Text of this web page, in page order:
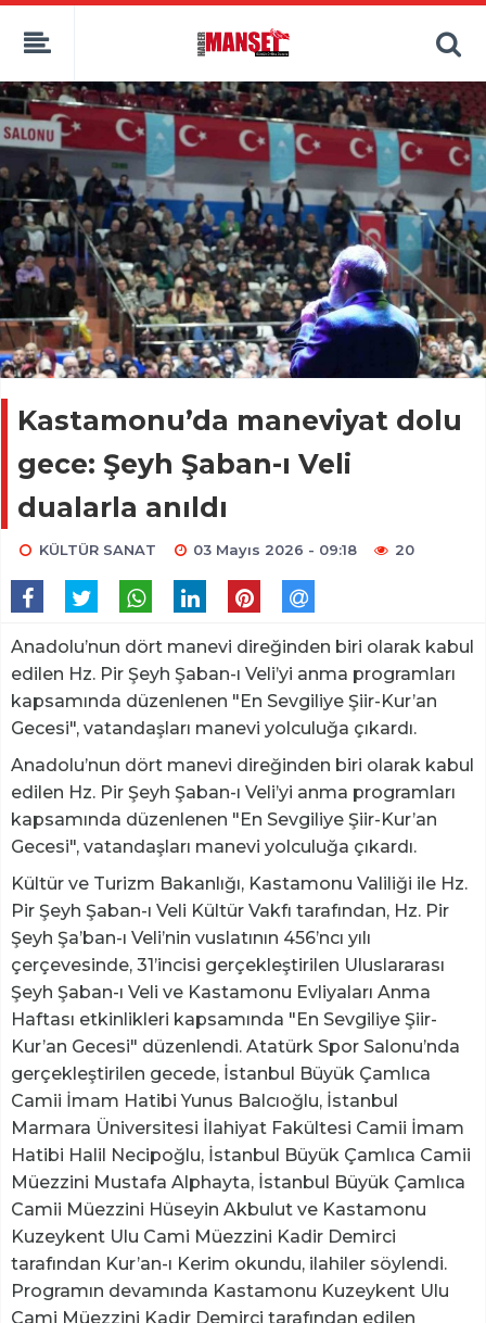
Kastamonu’da maneviyat dolu
gece: Şeyh Şaban-ı Veli
dualarla anıldı
KÜLTÜR SANAT 03 Mayıs 2026 - 09:18 20
Anadolu’nun dört manevi direğinden biri olarak kabul
edilen Hz. Pir Şeyh Şaban-ı Veli’yi anma programları
kapsamında düzenlenen "En Sevgiliye Şiir-Kur’an
Gecesi", vatandaşları manevi yolculuğa çıkardı.
Anadolu’nun dört manevi direğinden biri olarak kabul
edilen Hz. Pir Şeyh Şaban-ı Veli’yi anma programları
kapsamında düzenlenen "En Sevgiliye Şiir-Kur’an
Gecesi", vatandaşları manevi yolculuğa çıkardı.
Kültür ve Turizm Bakanlığı, Kastamonu Valiliği ile Hz.
Pir Şeyh Şaban-ı Veli Kültür Vakfı tarafından, Hz. Pir
Şeyh Şa’ban-ı Veli’nin vuslatının 456’ncı yılı
çerçevesinde, 31’incisi gerçekleştirilen Uluslararası
Şeyh Şaban-ı Veli ve Kastamonu Evliyaları Anma
Haftası etkinlikleri kapsamında "En Sevgiliye Şiir-
Kur’an Gecesi" düzenlendi. Atatürk Spor Salonu’nda
gerçekleştirilen gecede, İstanbul Büyük Çamlıca
Camii İmam Hatibi Yunus Balcıoğlu, İstanbul
Marmara Üniversitesi İlahiyat Fakültesi Camii İmam
Hatibi Halil Necipoğlu, İstanbul Büyük Çamlıca Camii
Müezzini Mustafa Alphayta, İstanbul Büyük Çamlıca
Camii Müezzini Hüseyin Akbulut ve Kastamonu
Kuzeykent Ulu Cami Müezzini Kadir Demirci
tarafından Kur’an-ı Kerim okundu, ilahiler söylendi.
Programın devamında Kastamonu Kuzeykent Ulu
Cami Müezzini Kadir Demirci tarafından edilen